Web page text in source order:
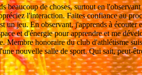
beaucoup de choses, surtout en
l'interaction. Faites confiance au
un jeu. En observant, j'apprends à
et d'énergie pour apprendre et me
Membre honoraire du club d'athlétisme
nouvelle salle de sport. Qui sait, peut-